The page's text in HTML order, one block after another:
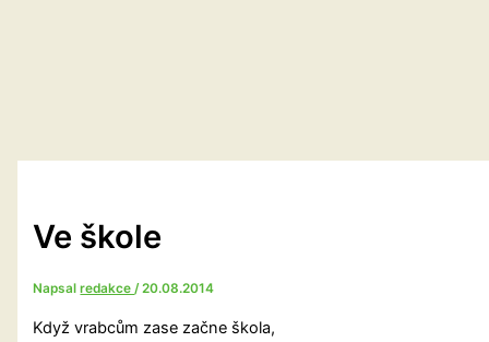
Ve škole
Napsalredakce/20.08.2014
Když vrabcům zase začne škola,